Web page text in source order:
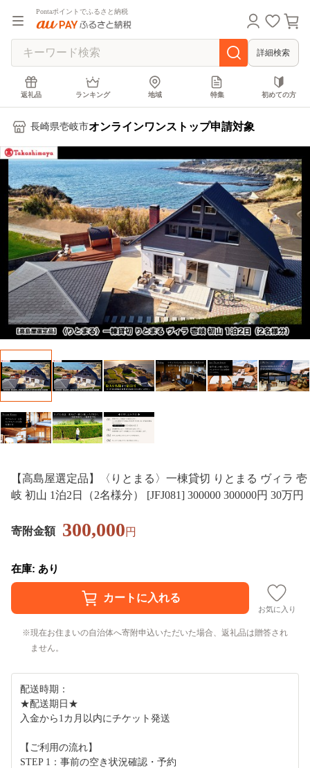
Pontaポイントでふるさと納税
詳細検索
返礼品 ランキング 地域 特集 初めての方
長崎県壱岐市オンラインワンストップ申請対象
【高島屋選定品】〈りとまる〉一棟貸切 りとまる ヴィラ 壱
岐 初山 1泊2日（2名様分） [JFJ081] 300000 300000円 30万円
寄附金額 300,000円
在庫: あり
お気に入り
現在お住まいの自治体へ寄附申込いただいた場合、返礼品は贈答され
ません。
配送時期：
★配送期日★
入金から1カ月以内にチケット発送
【ご利用の流れ】
STEP 1：事前の空き状況確認・予約